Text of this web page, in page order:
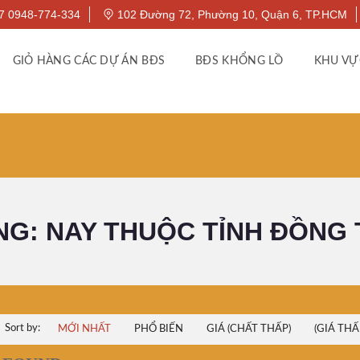
0948-774-334 102 Đường 72, Phường 10, Quận 6, TP.HCM
GIỎ HÀNG CÁC DỰ ÁN BĐS BĐS KHỔNG LỒ KHU
NAY THUỘC TỈNH ĐỒNG
Sort by: MỚI NHẤT PHỔ BIẾN GIÁ (CHẤT THẤP) (GIÁ